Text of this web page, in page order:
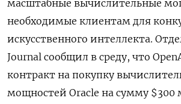
масштабные вычислительные
необходимые клиентам для
искусственного интеллекта.
Journal сообщил в среду, что
контракт на покупку
мощностей Oracle на сумму $300